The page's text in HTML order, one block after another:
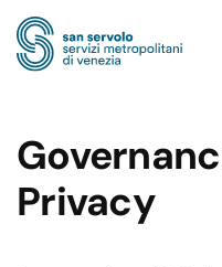
Skip to main content
Privacy